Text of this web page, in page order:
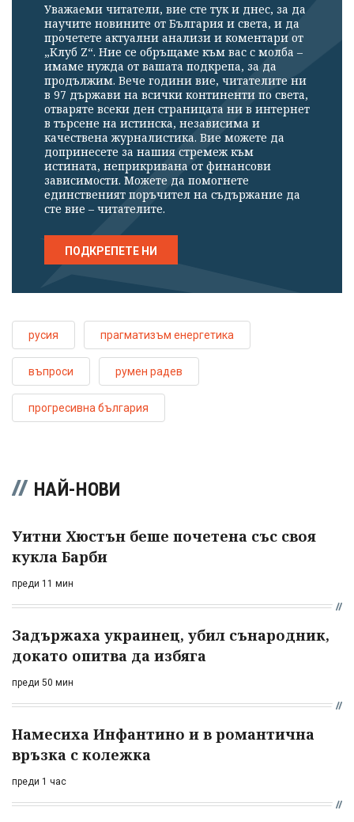
Уважаеми читатели, вие сте тук и днес, за да
научите новините от България и света, и да
прочетете актуални анализи и коментари от
„Клуб Z“. Ние се обръщаме към вас с молба –
имаме нужда от вашата подкрепа, за да
продължим. Вече години вие, читателите ни
в 97 държави на всички континенти по света,
отваряте всеки ден страницата ни в интернет
в търсене на истинска, независима и
качествена журналистика. Вие можете да
допринесете за нашия стремеж към
истината, неприкривана от финансови
зависимости. Можете да помогнете
единственият поръчител на съдържание да
сте вие – читателите.
ПОДКРЕПЕТЕ НИ
русия прагматизъм енергетика
въпроси румен радев
прогресивна българия
НАЙ-НОВИ
Уитни Хюстън беше почетена със своя
кукла Барби
преди 11 мин
Задържаха украинец, убил сънародник,
докато опитва да избяга
преди 50 мин
Намесиха Инфантино и в романтична
връзка с колежка
преди 1 час